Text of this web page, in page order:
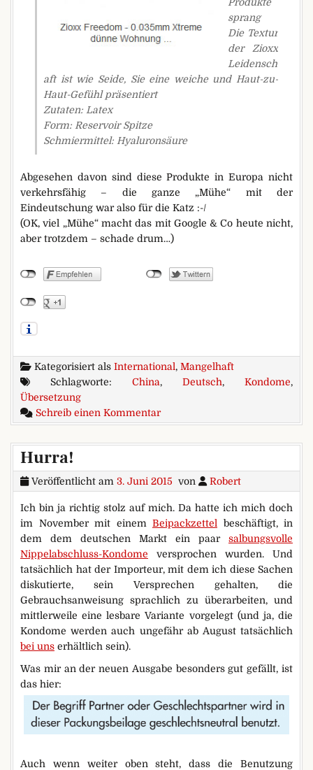
sprang
Die Textur
der Zioxx
Leidensch
aft ist wie Seide, Sie eine weiche und Haut-zu-
Haut-Gefühl präsentiert
Zutaten: Latex
Form: Reservoir Spitze
Schmiermittel: Hyaluronsäure
Abgesehen davon sind diese Produkte in Europa nicht
verkehrsfähig – die ganze „Mühe“ mit der
Eindeutschung war also für die Katz :-/
(OK, viel „Mühe“ macht das mit Google & Co heute nicht,
aber trotzdem – schade drum…)
Kategorisiert als International, Mangelhaft
Schlagworte: China, Deutsch, Kondome,
Übersetzung
Schreib einen Kommentarzu Experten, die offiziell in
Hurra!
Veröffentlicht am 3. Juni 2015 von Robert
Ich bin ja richtig stolz auf mich. Da hatte ich mich doch
im November mit einem Beipackzettel
beschäftigt, in
dem dem deutschen Markt ein paar salbungsvolle
Nippelabschluss-Kondome versprochen wurden. Und
tatsächlich hat der Importeur, mit dem ich diese Sachen
diskutierte, sein Versprechen gehalten, die
Gebrauchsanweisung sprachlich zu überarbeiten, und
mittlerweile eine lesbare Variante vorgelegt (und ja, die
Kondome werden auch ungefähr ab August tatsächlich
bei uns erhältlich sein).
Was mir an der neuen Ausgabe besonders gut gefällt, ist
das hier:
Auch wenn weiter oben steht, dass die Benutzung